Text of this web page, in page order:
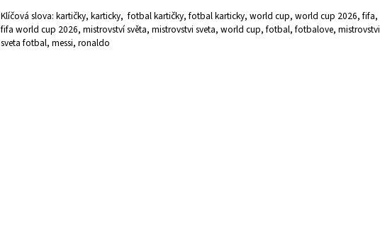
Klíčová slova: kartičky, karticky, fotbal kartičky, fotbal karticky, world cup, world cup 2026, fifa,
fifa world cup 2026, mistrovství světa, mistrovstvi sveta, world cup, fotbal, fotbalove, mistrovstvi
sveta fotbal, messi, ronaldo